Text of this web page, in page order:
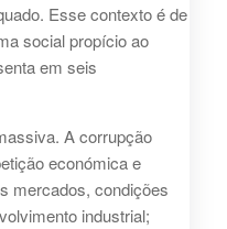
Esse contexto é de
social propício ao
em seis
A corrupção
económica e
mercados, condições
industrial;